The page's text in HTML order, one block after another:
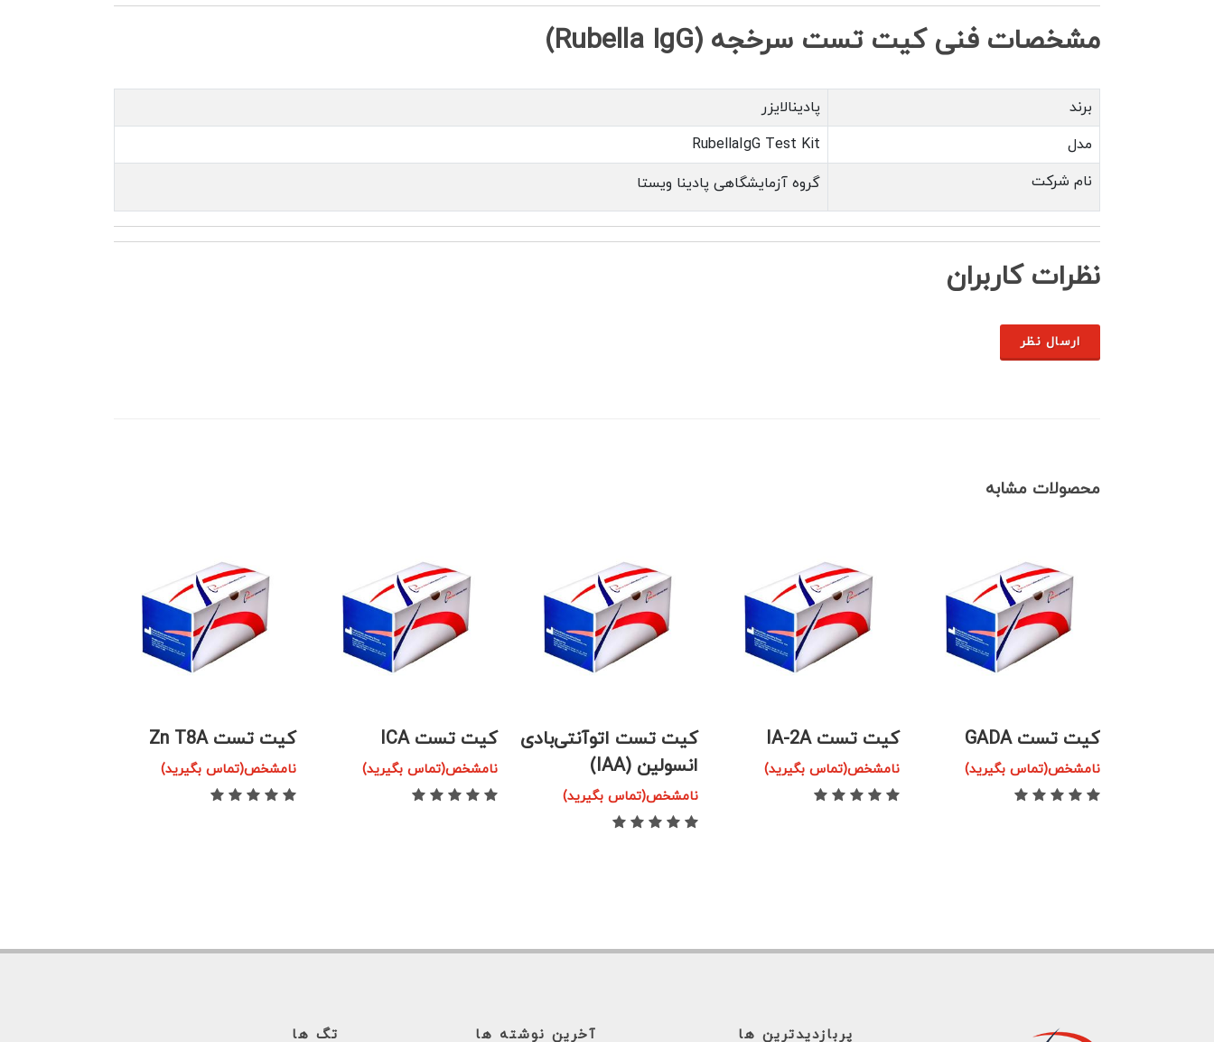
مشخصات فنی کیت تست سرخجه (Rubella IgG)
برند
پادینالایزر
مدل
RubellaIgG Test Kit
نام شرکت
گروه آزمایشگاهی پادینا ویستا
نظرات کاربران
ارسال نظر
محصولات مشابه
کیت تست GADA
نامشخص(تماس بگیرید)
کیت تست IA-2A
نامشخص(تماس بگیرید)
کیت تست اتوآنتی‌بادی
انسولین (IAA)
نامشخص(تماس بگیرید)
کیت تست ICA
نامشخص(تماس بگیرید)
کیت تست Zn T8A
نامشخص(تماس بگیرید)
پربازدیدترین ها آخرین نوشته ها تگ ها